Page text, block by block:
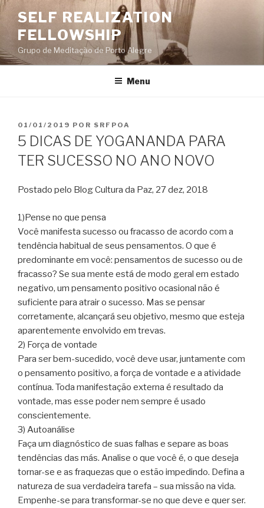
Pular
conteúdo
SELF REALIZATION
FELLOWSHIP
Grupo de Meditação de Porto Alegre
Menu
PUBLICADO
EM
01/01/2019 POR SRFPOA
5 DICAS DE YOGANANDA PARA
TER SUCESSO NO ANO NOVO
Postado pelo Blog Cultura da Paz, 27 dez, 2018
1)Pense no que pensa
Você manifesta sucesso ou fracasso de acordo com a
tendência habitual de seus pensamentos. O que é
predominante em você: pensamentos de sucesso ou de
fracasso? Se sua mente está de modo geral em estado
negativo, um pensamento positivo ocasional não é
suficiente para atrair o sucesso. Mas se pensar
corretamente, alcançará seu objetivo, mesmo que esteja
aparentemente envolvido em trevas.
2) Força de vontade
Para ser bem-sucedido, você deve usar, juntamente com
o pensamento positivo, a força de vontade e a atividade
contínua. Toda manifestação externa é resultado da
vontade, mas esse poder nem sempre é usado
conscientemente.
3) Autoanálise
Faça um diagnóstico de suas falhas e separe as boas
tendências das más. Analise o que você é, o que deseja
tornar-se e as fraquezas que o estão impedindo. Defina a
natureza de sua verdadeira tarefa – sua missão na vida.
Empenhe-se para transformar-se no que deve e quer ser.